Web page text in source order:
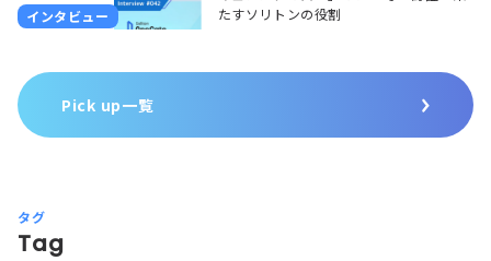
インタビュー
たすソリトンの役割
Pick up一覧
タグ
Tag